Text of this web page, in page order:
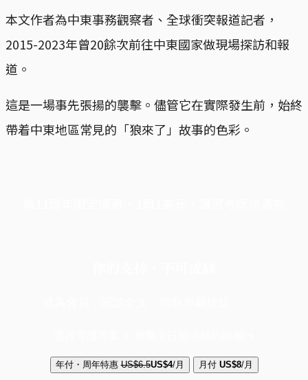
本文作者為中東事務觀察者、全球衝突報道記者，
2015-2023年曾20餘次前往中東國家做現場探訪和報
道。
這是一場事先張揚的襲擊。儘管它在實際發生前，始終
帶着中東地區常見的「狼來了」故事的色彩。
年付・周年特惠 US$6.5US$4/月 月付 US$8/月